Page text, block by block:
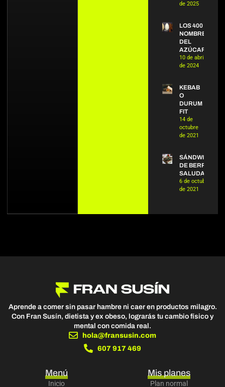
de 2025
LOS 400
NOMBRES
DEL
AZÚCAR
10 de abril
de 2024
KEBAB
O
DURUM
FIT
14 de
octubre
de 2021
SÁNDWICH
DE BERROS
SALUDABLE
6 de octubre
de 2021
Aprende a comer sin pasar hambre ni caer en productos milagro.
Con Fran Susín, dietista y ex obeso, lograrás tu cambio físico y
mental con comida real.
hola@fransusin.com
607 917 469
Menú
Inicio
Mis planes
Plan normal